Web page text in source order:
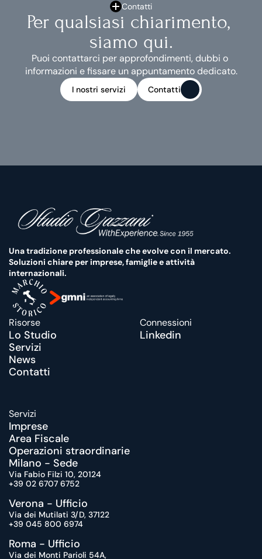
Contatti
Per qualsiasi chiarimento,
siamo qui.
Puoi contattarci per approfondimenti, dubbi o
informazioni e fissare un appuntamento dedicato.
I nostri servizi
I nostri servizi
Contatti
Contatti
Una tradizione professionale che evolve con il mercato.
Soluzioni chiare per imprese, famiglie e attività
internazionali.
Risorse
Lo Studio
Servizi
News
Contatti
Servizi
Imprese
Area Fiscale
Operazioni straordinarie
Connessioni
Linkedin
Milano - Sede
Via Fabio Filzi 10, 20124
+39 02 6707 6752
Verona - Ufficio
Via dei Mutilati 3/D, 37122
+39 045 800 6974
Roma - Ufficio
Via dei Monti Parioli 54A,